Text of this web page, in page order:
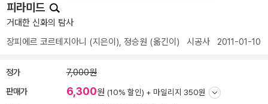
피라미드
거대한 신화의 탐사
장피에르 코르테지아니 (지은이), 정승원 (옮긴이) 시공사 2011-01-10
정가 7,000원
판매가 6,300원 (10% 할인) + 마일리지 350원